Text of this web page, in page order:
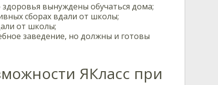
вынуждены обучаться дома;
сборах вдали от школы;
от школы;
заведение, но должны и готовы
ЯКласс при